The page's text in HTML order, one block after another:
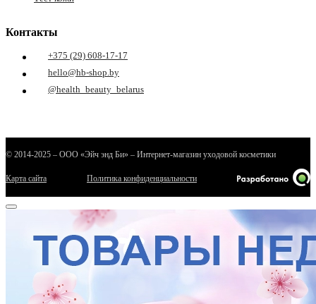
Контакты
+375 (29) 608-17-17
hello@hb-shop.by
@health_beauty_belarus
© 2014-2025 – ООО «Эйч энд Би» – Интернет-магазин уходовой косметики
Карта сайта Политика конфиденциальности